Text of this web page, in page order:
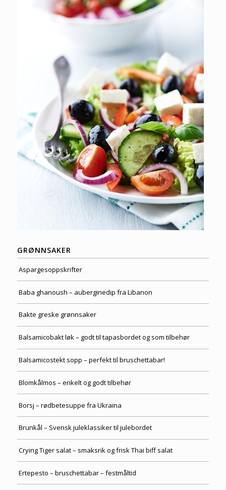
GRØNNSAKER
Aspargesoppskrifter
Baba ghanoush – auberginedip fra Libanon
Bakte greske grønnsaker
Balsamicobakt løk – godt til tapasbordet og som tilbehør
Balsamicostekt sopp – perfekt til bruschettabar!
Blomkålmos – enkelt og godt tilbehør
Borsj – rødbetesuppe fra Ukraina
Brunkål – Svensk juleklassiker til julebordet
Crying Tiger salat – smaksrik og frisk Thai biff salat
Ertepesto – bruschettabar – festmåltid